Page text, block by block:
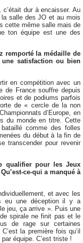
dur à encaisser. Au
la salle des JO et au mois
cette même salle mais de
ton équipe est une des
remporté la médaille de
une satisfaction ou bien
en compétition avec un
de France souffre depuis
et de podiums parfois
de « cercle de la non
d’Europe, en
du monde en titre. Cette
comme des folles
du début à la fin de
transcender pour revenir
qualifier pour les Jeux
ce-qui a manqué à
et avec les
eu une déception il y a
jeu, ça arrive ». Puis une
spirale ne finit pas et le
de rage sur certaines
la première fois qu’il
équipe. C’est triste !